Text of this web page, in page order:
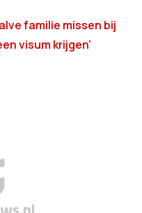
familie missen bij
visum krijgen'